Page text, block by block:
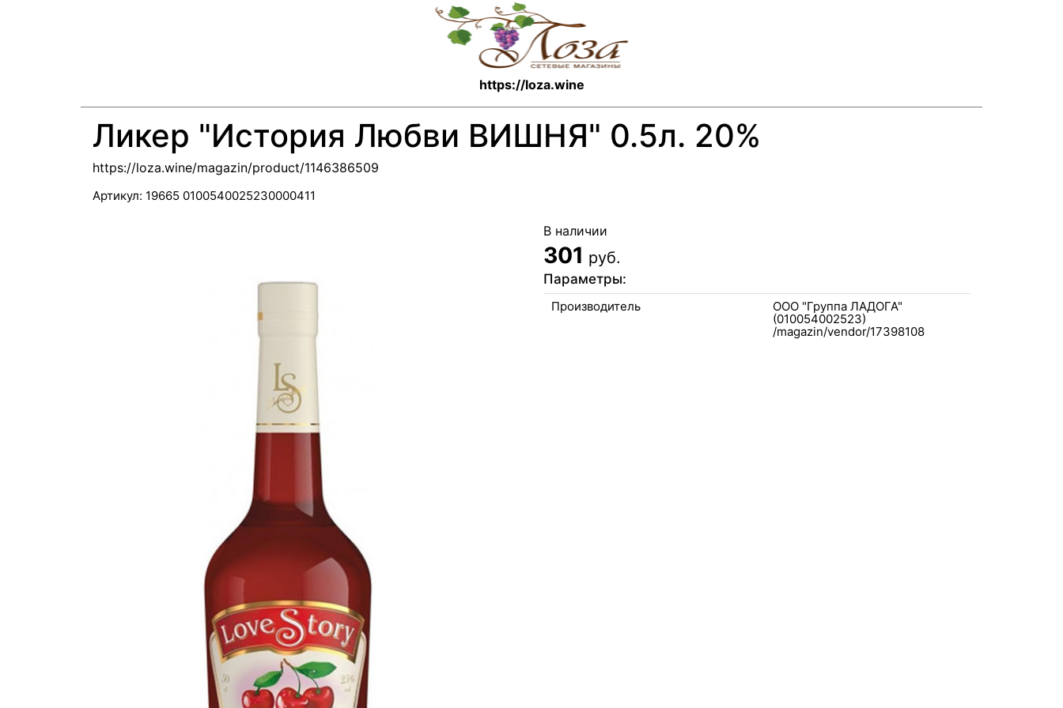
https://loza.wine
Ликер "История Любви ВИШНЯ" 0.5л. 20%
https://loza.wine/magazin/product/1146386509
Артикул: 19665 0100540025230000411
В наличии
301 руб.
Параметры:
Производитель
ООО "Группа ЛАДОГА"
(010054002523)